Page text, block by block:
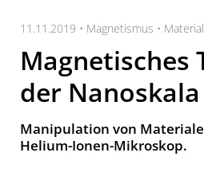
11.11.2019 • Magnetismus •
Magnetisches
der Nanoskala
Manipulation von
Helium-Ionen-Mikroskop.